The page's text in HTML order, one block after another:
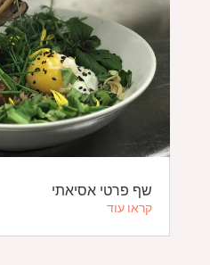
שף פרטי אסיאתי
קראו עוד